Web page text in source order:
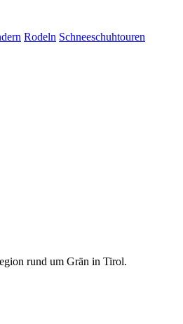
Rodeln Schneeschuhtouren
rund um Grän in Tirol.